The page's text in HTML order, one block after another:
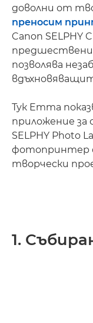
доволни от
преносим
Canon SELPHY
позволява
Тук Emma
приложение за
SELPHY Photo
фотопринтер
творчески
1.